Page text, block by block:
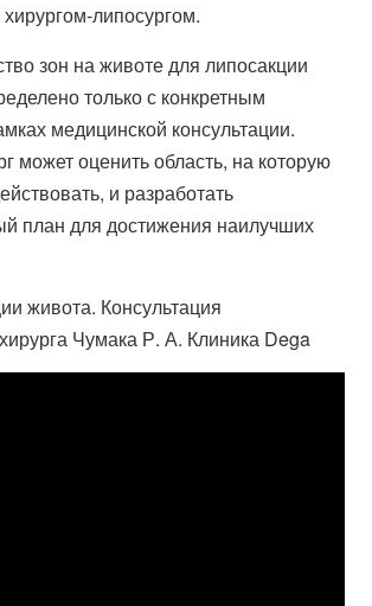
хирургом-липосургом.
зон на животе для липосакции
только с конкретным
медицинской консультации.
может оценить область, на которую
и разработать
план для достижения наилучших
живота. Консультация
Чумака Р. А. Клиника Dega